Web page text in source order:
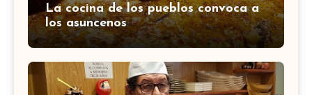
La cocina de los pueblos convoca a
los asuncenos